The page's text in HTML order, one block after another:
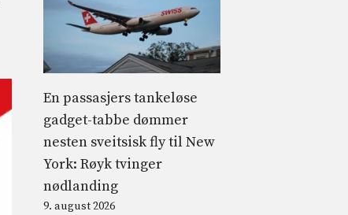
En passasjers tankeløse
gadget-tabbe dømmer
nesten sveitsisk fly til New
York: Røyk tvinger
nødlanding
9. august 2026